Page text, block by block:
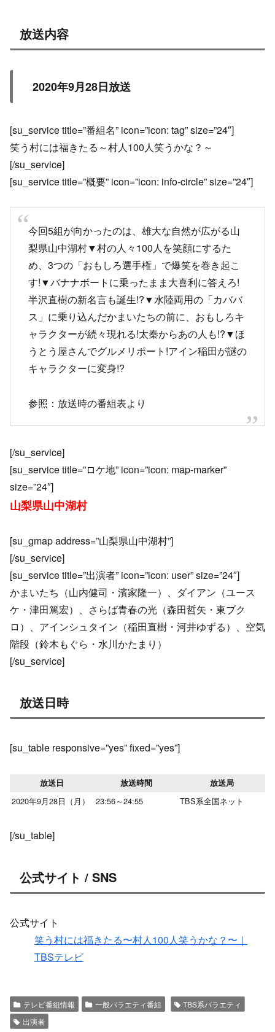
放送内容
2020年9月28日放送
[su_service title=”番組名” icon=”icon: tag” size=”24″]
笑う村には福きたる～村人100人笑うかな？～
[/su_service]
[su_service title=”概要” icon=”icon: info-circle” size=”24″]
今回5組が向かったのは、雄大な自然が広がる山
梨県山中湖村▼村の人々100人を笑顔にするた
め、3つの「おもしろ選手権」で爆笑を巻き起こ
す!▼バナナボートに乗ったまま大喜利に答えろ!
半沢直樹の新名言も誕生!?▼水陸両用の「カババ
ス」に乗り込んだかまいたちの前に、おもしろキ
ャラクターが続々現れる!太秦からあの人も!?▼ほ
うとう屋さんでグルメリポート!アイン稲田が謎の
キャラクターに変身!?
参照：放送時の番組表より
[/su_service]
[su_service title=”ロケ地” icon=”icon: map-marker”
size=”24″]
山梨県山中湖村
[su_gmap address=”山梨県山中湖村”]
[/su_service]
[su_service title=”出演者” icon=”icon: user” size=”24″]
かまいたち（山内健司・濱家隆一）、ダイアン（ユース
ケ・津田篤宏）、さらば青春の光（森田哲矢・東ブク
ロ）、アインシュタイン（稲田直樹・河井ゆずる）、空気
階段（鈴木もぐら・水川かたまり）
[/su_service]
放送日時
[su_table responsive=”yes” fixed=”yes”]
放送日 放送時間 放送局
2020年9月28日（月） 23:56～24:55 TBS系全国ネット
[/su_table]
公式サイト / SNS
公式サイト
笑う村には福きたる〜村人100人笑うかな？〜｜
TBSテレビ
テレビ番組情報 一般バラエティ番組
TBS系バラエティ
出演者